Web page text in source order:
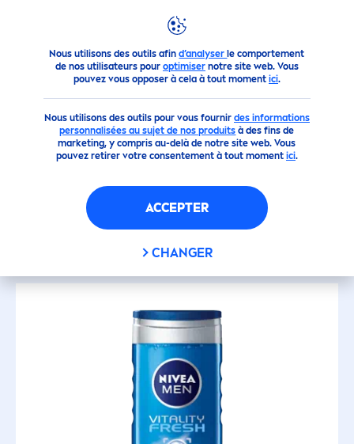
Nous utilisons des outils afind’analyser le comportement
de nos utilisateurs pour optimisernotre site web. Vous
pouvez vous opposer à cela à tout moment ici.
Nous utilisons des outils pour vous fournir des informations
personnalisées au sujet de nos produits à des fins de
marketing, y compris au-delà de notre site web. Vous
pouvez retirer votre consentement à tout moment ici.
ACCEPTER
CHANGER
DOUCHE POUR HOMMES
TYPE DE PEAU
Peaux normales
FILTRES SÉLECTIONNÉS